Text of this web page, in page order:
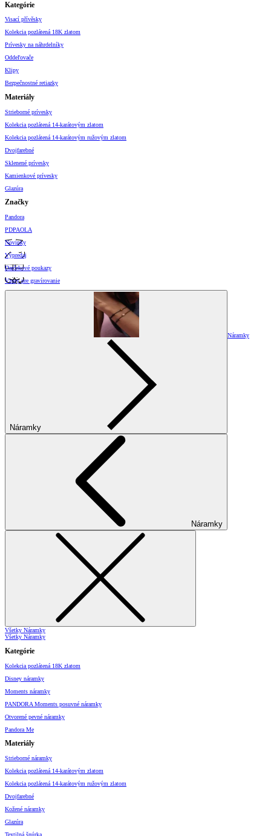
Kategórie
Visací přívěsky
Kolekcia pozlátená 18K zlatom
Prívesky na náhrdelníky
Oddeľovače
Klipy
Bezpečnostné retiazky
Materiály
Strieborné prívesky
Kolekcia pozlátená 14-karátovým zlatom
Kolekcia pozlátená 14-karátovým ružovým zlatom
Dvojfarebné
Sklenené prívesky
Kamienkové prívesky
Glazúra
Značky
Pandora
PDPAOLA
Novinky
Výpredaj
Darčekové poukazy
Vzory pre gravírovanie
Náramky
Náramky
Náramky
Všetky Náramky
Všetky Náramky
Kategórie
Kolekcia pozlátená 18K zlatom
Disney náramky
Moments náramky
PANDORA Moments posuvné náramky
Otvorené pevné náramky
Pandora Me
Materiály
Strieborné náramky
Kolekcia pozlátená 14-karátovým zlatom
Kolekcia pozlátená 14-karátovým ružovým zlatom
Dvojfarebné
Kožené náramky
Glazúra
Textilná šnúrka